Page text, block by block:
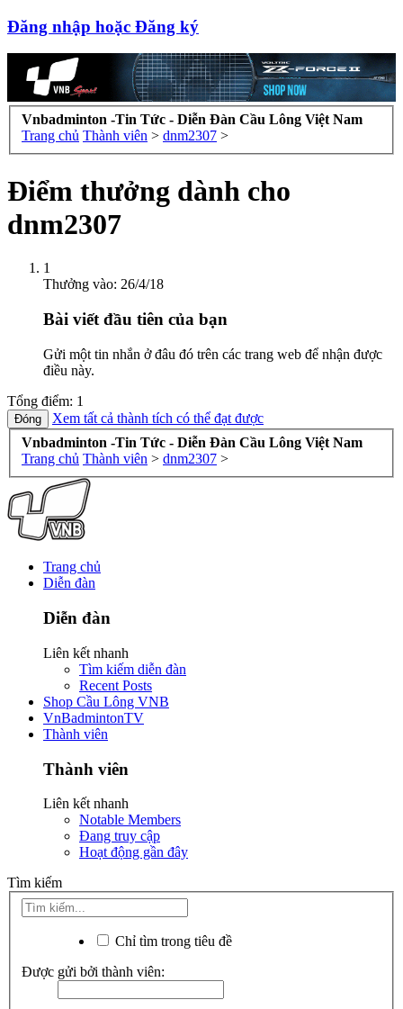
Đăng nhập hoặc Đăng ký
Vnbadminton -Tin Tức - Diễn Đàn Cầu Lông Việt Nam
Trang chủ Thành viên > dnm2307 >
Điểm thưởng dành cho
dnm2307
1
Thưởng vào: 26/4/18
Bài viết đầu tiên của bạn
Gửi một tin nhắn ở đâu đó trên các trang web để nhận được
điều này.
Tổng điểm: 1
Xem tất cả thành tích có thể đạt được
Vnbadminton -Tin Tức - Diễn Đàn Cầu Lông Việt Nam
Trang chủ Thành viên > dnm2307 >
Trang chủ
Diễn đàn
Diễn đàn
Liên kết nhanh
Tìm kiếm diễn đàn
Recent Posts
Shop Cầu Lông VNB
VnBadmintonTV
Thành viên
Thành viên
Liên kết nhanh
Notable Members
Đang truy cập
Hoạt động gần đây
Tìm kiếm
Chỉ tìm trong tiêu đề
Được gửi bởi thành viên: